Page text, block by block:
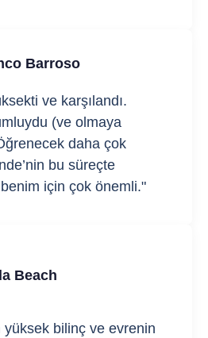
ve karşılandı.
(ve olmaya
daha çok
bu süreçte
benim için çok önemli."
Barroso
bilinç ve evrenin
Beach